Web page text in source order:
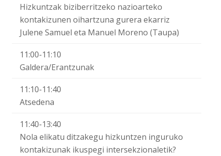
Hizkuntzak biziberritzeko nazioarteko
kontakizunen oihartzuna gurera ekarriz
Julene Samuel eta Manuel Moreno (Taupa)
11:00-11:10
Galdera/Erantzunak
11:10-11:40
Atsedena
11:40-13:40
Nola elikatu ditzakegu hizkuntzen inguruko
kontakizunak ikuspegi intersekzionaletik?